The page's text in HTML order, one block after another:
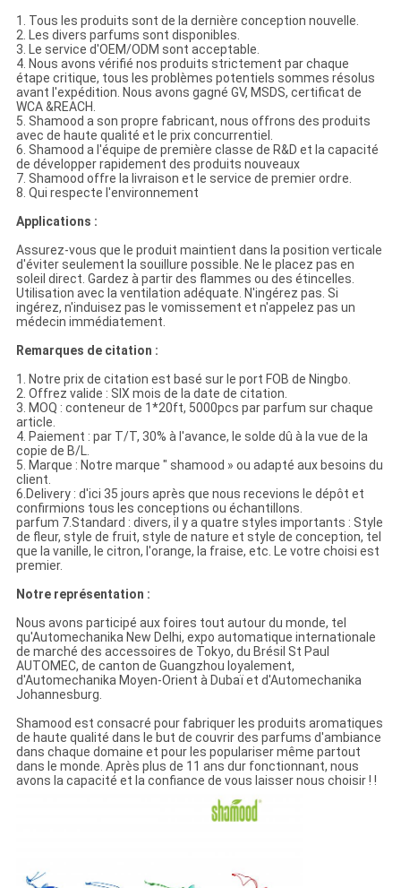
1. Tous les produits sont de la dernière conception nouvelle.
2. Les divers parfums sont disponibles.
3. Le service d'OEM/ODM sont acceptable.
4. Nous avons vérifié nos produits strictement par chaque
étape critique, tous les problèmes potentiels sommes résolus
avant l'expédition. Nous avons gagné GV, MSDS, certificat de
WCA &REACH.
5. Shamood a son propre fabricant, nous offrons des produits
avec de haute qualité et le prix concurrentiel.
6. Shamood a l'équipe de première classe de R&D et la capacité
de développer rapidement des produits nouveaux
7. Shamood offre la livraison et le service de premier ordre.
8. Qui respecte l'environnement
Applications :
Assurez-vous que le produit maintient dans la position verticale
d'éviter seulement la souillure possible. Ne le placez pas en
soleil direct. Gardez à partir des flammes ou des étincelles.
Utilisation avec la ventilation adéquate. N'ingérez pas. Si
ingérez, n'induisez pas le vomissement et n'appelez pas un
médecin immédiatement.
Remarques de citation :
1. Notre prix de citation est basé sur le port FOB de Ningbo.
2. Offrez valide : SIX mois de la date de citation.
3. MOQ : conteneur de 1*20ft, 5000pcs par parfum sur chaque
article.
4. Paiement : par T/T, 30% à l'avance, le solde dû à la vue de la
copie de B/L.
5. Marque : Notre marque " shamood » ou adapté aux besoins du
client.
6.Delivery : d'ici 35 jours après que nous recevions le dépôt et
confirmions tous les conceptions ou échantillons.
parfum 7.Standard : divers, il y a quatre styles importants : Style
de fleur, style de fruit, style de nature et style de conception, tel
que la vanille, le citron, l'orange, la fraise, etc. Le votre choisi est
premier.
Notre représentation :
Nous avons participé aux foires tout autour du monde, tel
qu'Automechanika New Delhi, expo automatique internationale
de marché des accessoires de Tokyo, du Brésil St Paul
AUTOMEC, de canton de Guangzhou loyalement,
d'Automechanika Moyen-Orient à Dubaï et d'Automechanika
Johannesburg.
Shamood est consacré pour fabriquer les produits aromatiques
de haute qualité dans le but de couvrir des parfums d'ambiance
dans chaque domaine et pour les populariser même partout
dans le monde. Après plus de 11 ans dur fonctionnant, nous
avons la capacité et la confiance de vous laisser nous choisir ! !